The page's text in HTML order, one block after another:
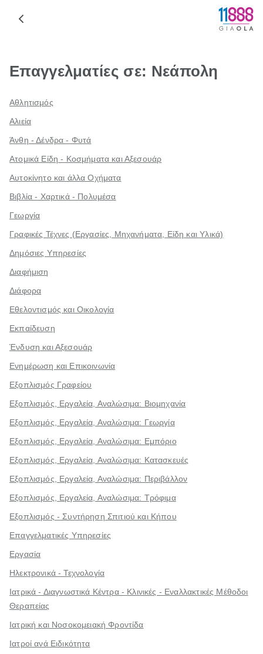
Επαγγελματίες σε: Νεάπολη
Αθλητισμός
Αλιεία
Άνθη - Δένδρα - Φυτά
Ατομικά Είδη - Κοσμήματα και Αξεσουάρ
Αυτοκίνητο και άλλα Οχήματα
Βιβλία - Χαρτικά - Πολυμέσα
Γεωργία
Γραφικές Τέχνες (Εργασίες, Μηχανήματα, Είδη και Υλικά)
Δημόσιες Υπηρεσίες
Διαφήμιση
Διάφορα
Εθελοντισμός και Οικολογία
Εκπαίδευση
Ένδυση και Αξεσουάρ
Ενημέρωση και Επικοινωνία
Εξοπλισμός Γραφείου
Εξοπλισμός, Εργαλεία, Αναλώσιμα: Βιομηχανία
Εξοπλισμός, Εργαλεία, Αναλώσιμα: Γεωργία
Εξοπλισμός, Εργαλεία, Αναλώσιμα: Εμπόριο
Εξοπλισμός, Εργαλεία, Αναλώσιμα: Κατασκευές
Εξοπλισμός, Εργαλεία, Αναλώσιμα: Περιβάλλον
Εξοπλισμός, Εργαλεία, Αναλώσιμα: Τρόφιμα
Εξοπλισμός - Συντήρηση Σπιτιού και Κήπου
Επαγγελματικές Υπηρεσίες
Εργασία
Ηλεκτρονικά - Τεχνολογία
Ιατρικά - Διαγνωστικά Κέντρα - Κλινικές - Εναλλακτικές Μέθοδοι
Θεραπείας
Ιατρική και Νοσοκομειακή Φροντίδα
Ιατροί ανά Ειδικότητα